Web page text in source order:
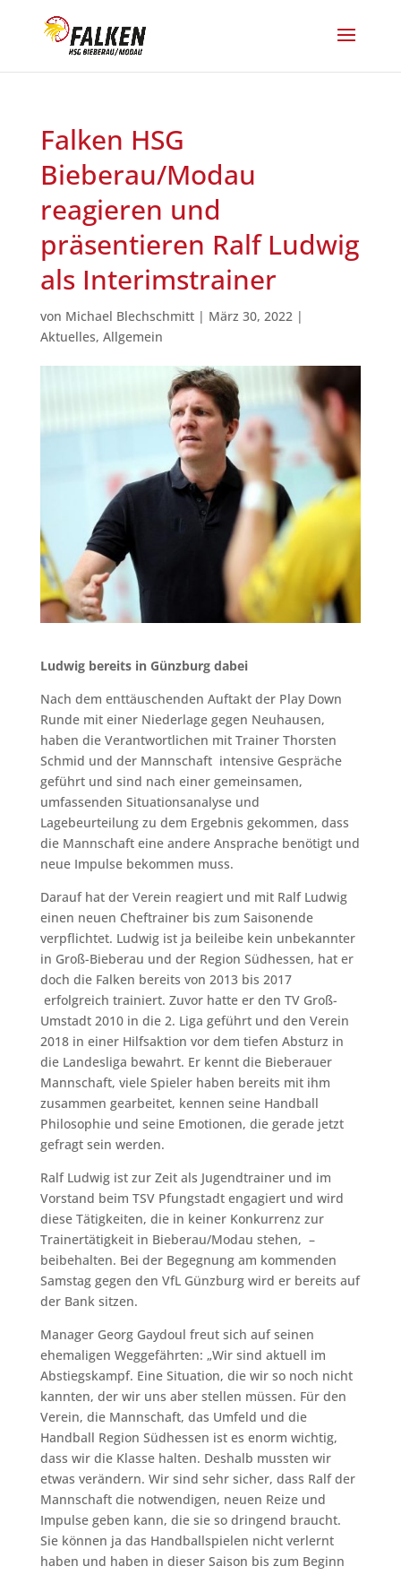
Falken HSG
Bieberau/Modau
reagieren und
präsentieren Ralf Ludwig
als Interimstrainer
von Michael Blechschmitt| März 30, 2022|
Aktuelles, Allgemein
Ludwig bereits in Günzburg dabei
Nach dem enttäuschenden Auftakt der Play Down
Runde mit einer Niederlage gegen Neuhausen,
haben die Verantwortlichen mit Trainer Thorsten
Schmid und der Mannschaft intensive Gespräche
geführt und sind nach einer gemeinsamen,
umfassenden Situationsanalyse und
Lagebeurteilung zu dem Ergebnis gekommen, dass
die Mannschaft eine andere Ansprache benötigt und
neue Impulse bekommen muss.
Darauf hat der Verein reagiert und mit Ralf Ludwig
einen neuen Cheftrainer bis zum Saisonende
verpflichtet. Ludwig ist ja beileibe kein unbekannter
in Groß-Bieberau und der Region Südhessen, hat er
doch die Falken bereits von 2013 bis 2017
erfolgreich trainiert. Zuvor hatte er den TV Groß-
Umstadt 2010 in die 2. Liga geführt und den Verein
2018 in einer Hilfsaktion vor dem tiefen Absturz in
die Landesliga bewahrt. Er kennt die Bieberauer
Mannschaft, viele Spieler haben bereits mit ihm
zusammen gearbeitet, kennen seine Handball
Philosophie und seine Emotionen, die gerade jetzt
gefragt sein werden.
Ralf Ludwig ist zur Zeit als Jugendtrainer und im
Vorstand beim TSV Pfungstadt engagiert und wird
diese Tätigkeiten, die in keiner Konkurrenz zur
Trainertätigkeit in Bieberau/Modau stehen, –
beibehalten. Bei der Begegnung am kommenden
Samstag gegen den VfL Günzburg wird er bereits auf
der Bank sitzen.
Manager Georg Gaydoul freut sich auf seinen
ehemaligen Weggefährten: „Wir sind aktuell im
Abstiegskampf. Eine Situation, die wir so noch nicht
kannten, der wir uns aber stellen müssen. Für den
Verein, die Mannschaft, das Umfeld und die
Handball Region Südhessen ist es enorm wichtig,
dass wir die Klasse halten. Deshalb mussten wir
etwas verändern. Wir sind sehr sicher, dass Ralf der
Mannschaft die notwendigen, neuen Reize und
Impulse geben kann, die sie so dringend braucht.
Sie können ja das Handballspielen nicht verlernt
haben und haben in dieser Saison bis zum Beginn